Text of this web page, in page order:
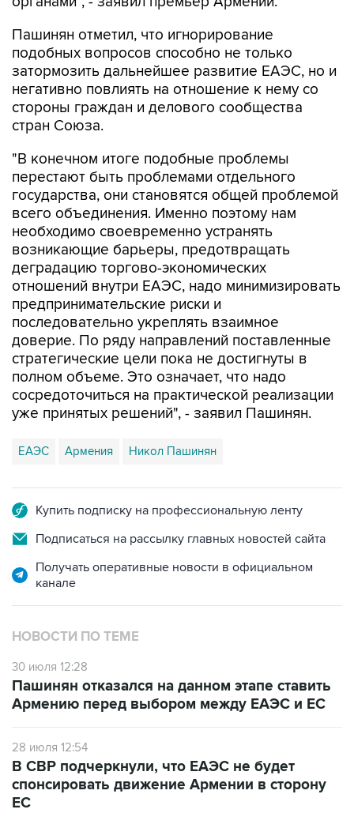
Пашинян отметил, что игнорирование
подобных вопросов способно не только
затормозить дальнейшее развитие ЕАЭС, но и
негативно повлиять на отношение к нему со
стороны граждан и делового сообщества
стран Союза.
"В конечном итоге подобные проблемы
перестают быть проблемами отдельного
государства, они становятся общей проблемой
всего объединения. Именно поэтому нам
необходимо своевременно устранять
возникающие барьеры, предотвращать
деградацию торгово-экономических
отношений внутри ЕАЭС, надо минимизировать
предпринимательские риски и
последовательно укреплять взаимное
доверие. По ряду направлений поставленные
стратегические цели пока не достигнуты в
полном объеме. Это означает, что надо
сосредоточиться на практической реализации
уже принятых решений", - заявил Пашинян.
ЕАЭС Армения Никол Пашинян
Купить подписку на профессиональную ленту
Подписаться на рассылку главных новостей сайта
Получать оперативные новости в официальном
канале
НОВОСТИ ПО ТЕМЕ
30 июля 12:28
Пашинян отказался на данном этапе ставить
Армению перед выбором между ЕАЭС и ЕС
28 июля 12:54
В СВР подчеркнули, что ЕАЭС не будет
спонсировать движение Армении в сторону
ЕС